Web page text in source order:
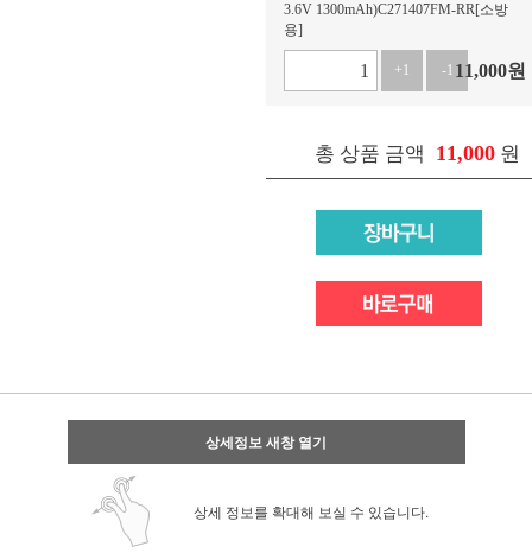
3.6V 1300mAh)C271407FM-RR[소방
용]
+1 -1 11,000원
총 상품 금액 11,000 원
상세정보 새창 열기
상세 정보를 확대해 보실 수 있습니다.